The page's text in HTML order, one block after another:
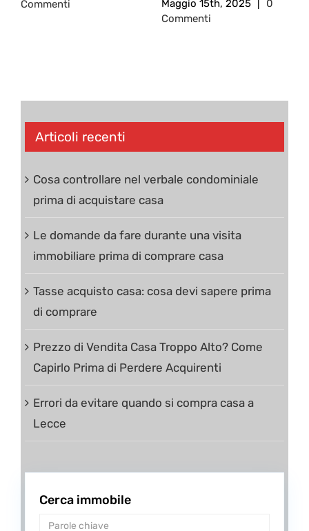
Commenti
Maggio 15th, 2025
0
Commenti
Articoli recenti
Cosa controllare nel verbale condominiale
prima di acquistare casa
Le domande da fare durante una visita
immobiliare prima di comprare casa
Tasse acquisto casa: cosa devi sapere prima
di comprare
Prezzo di Vendita Casa Troppo Alto? Come
Capirlo Prima di Perdere Acquirenti
Errori da evitare quando si compra casa a
Lecce
Cerca immobile